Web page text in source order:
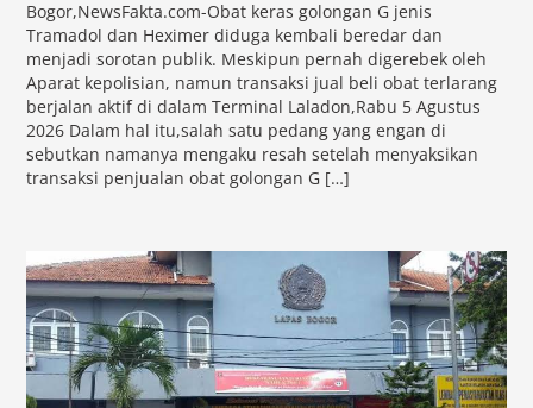
Bogor,NewsFakta.com-Obat keras golongan G jenis
Tramadol dan Heximer diduga kembali beredar dan
menjadi sorotan publik. Meskipun pernah digerebek oleh
Aparat kepolisian, namun transaksi jual beli obat terlarang
berjalan aktif di dalam Terminal Laladon,Rabu 5 Agustus
2026 Dalam hal itu,salah satu pedang yang engan di
sebutkan namanya mengaku resah setelah menyaksikan
transaksi penjualan obat golongan G […]